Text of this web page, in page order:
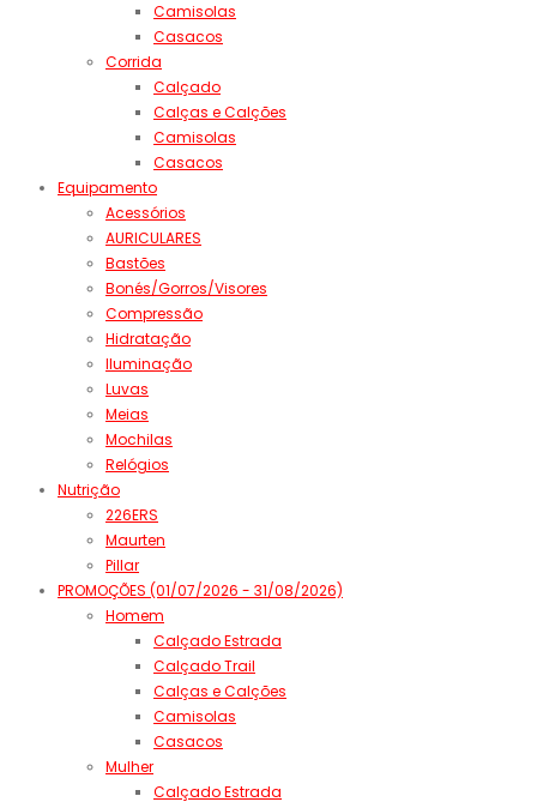
Camisolas
Casacos
Corrida
Calçado
Calças e Calções
Camisolas
Casacos
Equipamento
Acessórios
AURICULARES
Bastões
Bonés/Gorros/Visores
Compressão
Hidratação
Iluminação
Luvas
Meias
Mochilas
Relógios
Nutrição
226ERS
Maurten
Pillar
PROMOÇÕES (01/07/2026 - 31/08/2026)
Homem
Calçado Estrada
Calçado Trail
Calças e Calções
Camisolas
Casacos
Mulher
Calçado Estrada